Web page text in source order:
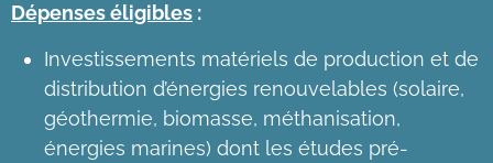
Dépenses éligibles :
Investissements matériels de production et de
distribution d’énergies renouvelables (solaire,
géothermie, biomasse, méthanisation,
énergies marines) dont les études pré-